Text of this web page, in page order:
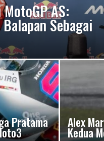
AS:
Sebagai
Pratama Alex
Kedua